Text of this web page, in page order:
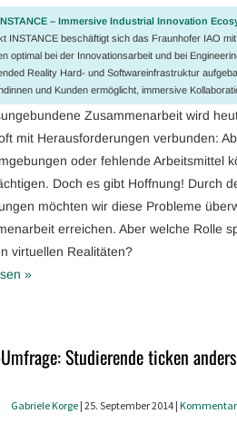
– Immersive Industrial Innovation
INSTANCE beschäftigt sich das Fraunhofer IAO
optimal bei der Innovationsarbeit und bei
Reality Hard- und Softwareinfrastruktur
und Kunden ermöglicht, immersive
Zusammenarbeit wird
mit Herausforderungen verbunden:
oder fehlende Arbeitsmittel
Doch es gibt Hoffnung! Durch
möchten wir diese Probleme
erreichen. Aber welche Rolle
virtuellen Realitäten?
»
Studierende ticken anders
Gabriele Korge | 25. September 2014 |